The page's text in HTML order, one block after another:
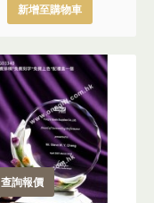
新增至購物車
查詢報價